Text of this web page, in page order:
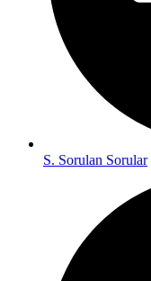
S. Sorulan Sorular